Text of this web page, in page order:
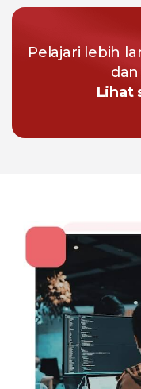
Pelajari lebih
Lihat